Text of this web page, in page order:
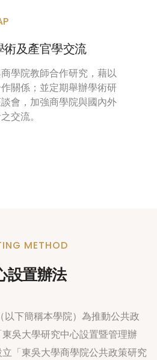
及產官學交流
學院教師合作研究，藉以
關係；並定期舉辦學術研
會，加強商學院與國內外
交流。
METHOD
設置辦法
以下簡稱本學院）為推動公共政
吳大學研究中心設置暨管理辦
「東吳大學商學院公共政策研究